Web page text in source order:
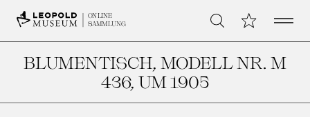
ONLINE
SAMMLUNG
Suche Meine Open
BLUMENTISCH, MODELL NR. M
436, UM 1905